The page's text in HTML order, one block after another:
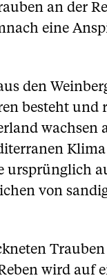
an der
eine
den
besteht
wachsen
ursprünglich
von
wird